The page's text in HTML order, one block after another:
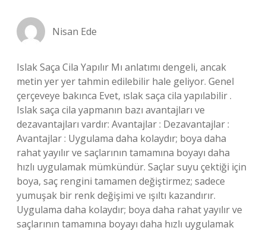
Nisan Ede
Islak Saça Cila Yapılır Mı anlatımı dengeli, ancak
metin yer yer tahmin edilebilir hale geliyor. Genel
çerçeveye bakınca Evet, ıslak saça cila yapılabilir .
Islak saça cila yapmanın bazı avantajları ve
dezavantajları vardır: Avantajlar : Dezavantajlar :
Avantajlar : Uygulama daha kolaydır; boya daha
rahat yayılır ve saçlarının tamamına boyayı daha
hızlı uygulamak mümkündür. Saçlar suyu çektiği için
boya, saç rengini tamamen değiştirmez; sadece
yumuşak bir renk değişimi ve ışıltı kazandırır.
Uygulama daha kolaydır; boya daha rahat yayılır ve
saçlarının tamamına boyayı daha hızlı uygulamak